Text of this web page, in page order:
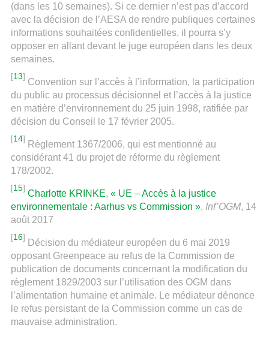
(dans les 10 semaines). Si ce dernier n’est pas d’accord
avec la décision de l’AESA de rendre publiques certaines
informations souhaitées confidentielles, il pourra s’y
opposer en allant devant le juge européen dans les deux
semaines.
[13]
Convention sur l’accès à l’information, la participation
du public au processus décisionnel et l’accès à la justice
en matière d’environnement du 25 juin 1998, ratifiée par
décision du Conseil le 17 février 2005.
[14]
Règlement 1367/2006, qui est mentionné au
considérant 41 du projet de réforme du règlement
178/2002.
[15]
Charlotte KRINKE, « UE – Accès à la justice
environnementale : Aarhus vs Commission », Inf’OGM, 14
août 2017
[16]
Décision du médiateur européen du 6 mai 2019
opposant Greenpeace au refus de la Commission de
publication de documents concernant la modification du
règlement 1829/2003 sur l’utilisation des OGM dans
l’alimentation humaine et animale. Le médiateur dénonce
le refus persistant de la Commission comme un cas de
mauvaise administration.